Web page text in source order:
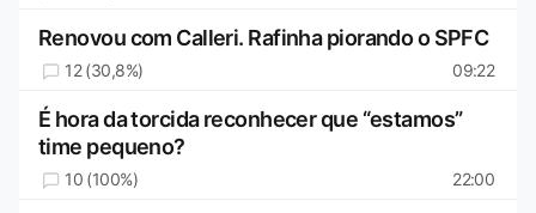
Renovou com Calleri. Rafinha piorando o SPFC
12 (30,8%) 09:22
É hora da torcida reconhecer que “estamos”
time pequeno?
10 (100%) 22:00